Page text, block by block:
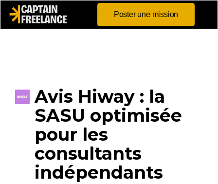
Poster une mission
Avis Hiway : la
SASU optimisée
pour les
consultants
indépendants